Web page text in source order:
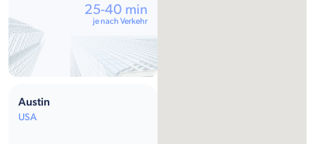
25-40 min
je nach Verkehr
Austin
USA